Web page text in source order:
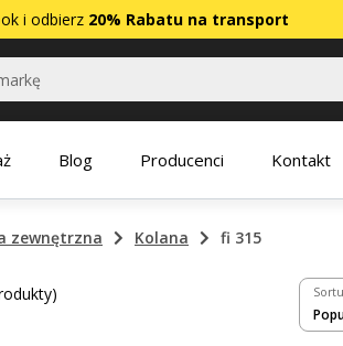
i odbierz 20% Rabatu na transport
Blog Producenci Kontakt
zewnętrzna Kolana fi 315